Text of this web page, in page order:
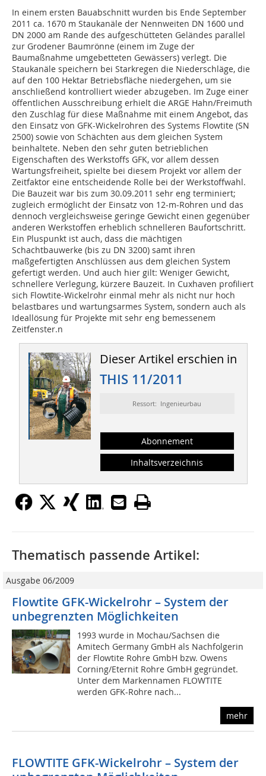
In einem ersten Bauabschnitt wurden bis Ende September
2011 ca. 1670 m Staukanäle der Nennweiten DN 1600 und
DN 2000 am Rande des aufgeschütteten Geländes parallel
zur Grodener Baumrönne (einem im Zuge der
Baumaßnahme umgebetteten Gewässers) verlegt. Die
Staukanäle speichern bei Starkregen die Niederschläge, die
auf den 100 Hektar Betriebsfläche niedergehen, um sie
anschließend kontrolliert wieder abzugeben. Im Zuge einer
öffentlichen Ausschreibung erhielt die ARGE Hahn/Freimuth
den Zuschlag für diese Maßnahme mit einem Angebot, das
den Einsatz von GFK-Wickelrohren des Systems Flowtite (SN
2500) sowie von Schächten aus dem gleichen System
beinhaltete. Neben den sehr guten betrieblichen
Eigenschaften des Werkstoffs GFK, vor allem dessen
Wartungsfreiheit, spielte bei diesem Projekt vor allem der
Zeitfaktor eine entscheidende Rolle bei der Werkstoffwahl.
Die Bauzeit war bis zum 30.09.2011 sehr eng terminiert;
zugleich ermöglicht der Einsatz von 12-m-Rohren und das
dennoch vergleichsweise geringe Gewicht einen gegenüber
anderen Werkstoffen erheblich schnelleren Baufortschritt.
Ein Pluspunkt ist auch, dass die mächtigen
Schachtbauwerke (bis zu DN 3200) samt ihren
maßgefertigten Anschlüssen aus dem gleichen System
gefertigt werden. Und auch hier gilt: Weniger Gewicht,
schnellere Verlegung, kürzere Bauzeit. In Cuxhaven profiliert
sich Flowtite-Wickelrohr einmal mehr als nicht nur hoch
belastbares und wartungsarmes System, sondern auch als
Ideallösung für Projekte mit sehr eng bemessenem
Zeitfenster.n
Dieser Artikel erschien in
THIS 11/2011
Ressort: Ingenieurbau
Abonnement
Inhaltsverzeichnis
Thematisch passende Artikel:
Ausgabe 06/2009
Flowtite GFK-Wickelrohr – System der
unbegrenzten Möglichkeiten
1993 wurde in Mochau/Sachsen die
Amitech Germany GmbH als Nachfolgerin
der Flowtite Rohre GmbH bzw. Owens
Corning/Eternit Rohre GmbH gegründet.
Unter dem Markennamen FLOWTITE
werden GFK-Rohre nach...
mehr
FLOWTITE GFK-Wickelrohr – System der